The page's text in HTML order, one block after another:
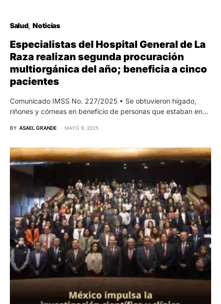
Salud Noticias
Especialistas del Hospital General de La
Raza realizan segunda procuración
multiorgánica del año; beneficia a cinco
pacientes
Comunicado IMSS No. 227/2025 • Se obtuvieron hígado,
riñones y córneas en beneficio de personas que estaban en…
BY ASAEL GRANDE MAYO 9, 2025